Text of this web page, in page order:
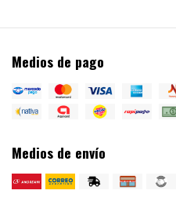
Medios de pago
Medios de envío